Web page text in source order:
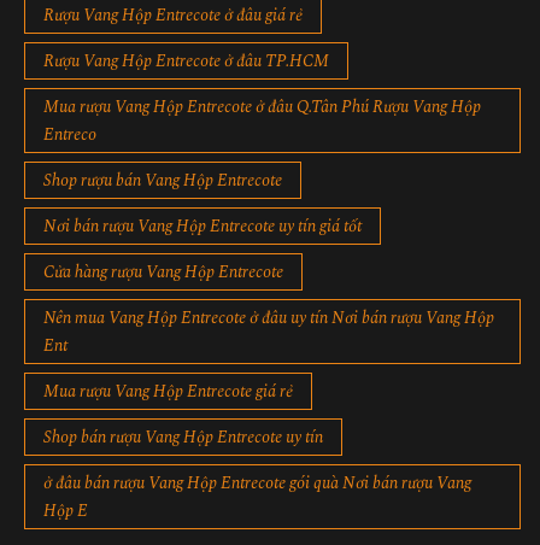
Rượu Vang Hộp Entrecote ở đâu giá rẻ
Rượu Vang Hộp Entrecote ở đâu TP.HCM
Mua rượu Vang Hộp Entrecote ở đâu Q.Tân Phú Rượu Vang Hộp
Entreco
Shop rượu bán Vang Hộp Entrecote
Nơi bán rượu Vang Hộp Entrecote uy tín giá tốt
Cửa hàng rượu Vang Hộp Entrecote
Nên mua Vang Hộp Entrecote ở đâu uy tín Nơi bán rượu Vang Hộp
Ent
Mua rượu Vang Hộp Entrecote giá rẻ
Shop bán rượu Vang Hộp Entrecote uy tín
ở đâu bán rượu Vang Hộp Entrecote gói quà Nơi bán rượu Vang
Hộp E